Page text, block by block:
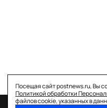
Посещая сайт postnews.ru, Вы
Политикой обработки
файлов cookie, указанных в